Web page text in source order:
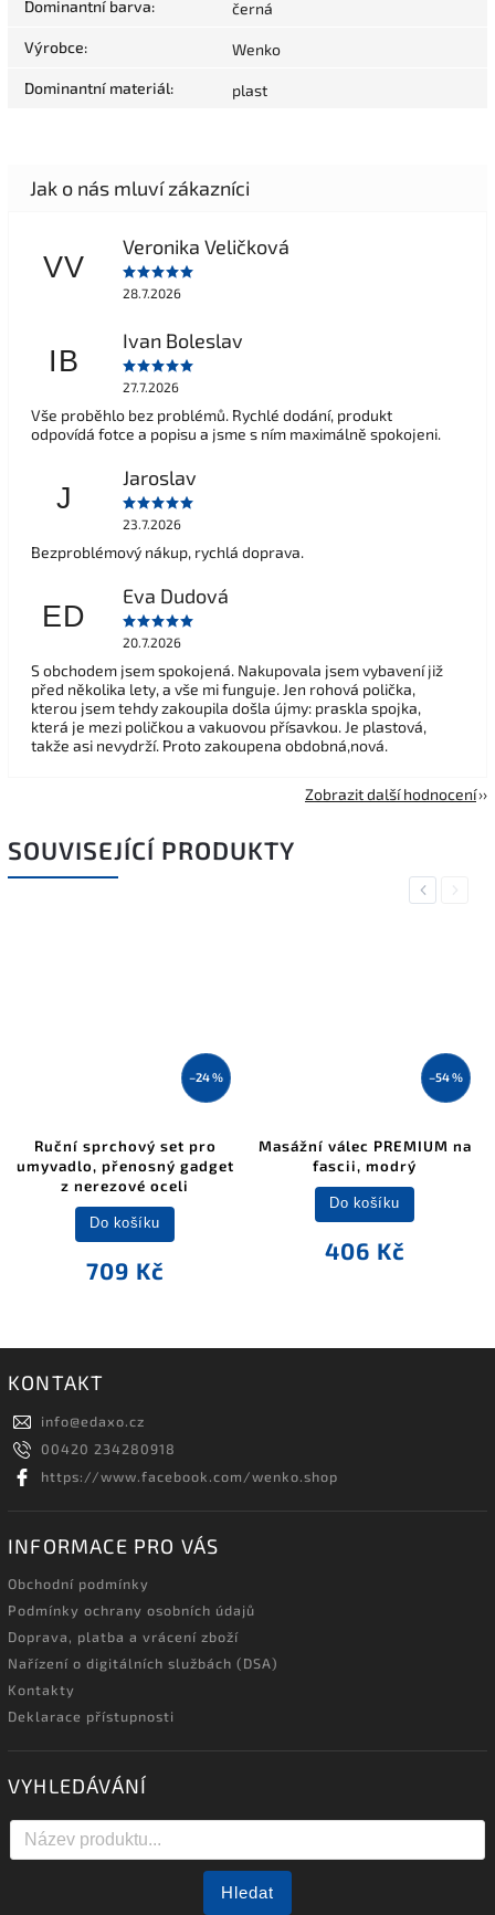
Dominantní barva: černá
Výrobce: Wenko
Dominantní materiál: plast
VV
Veronika Veličková
28.7.2026
IB
Ivan Boleslav
27.7.2026
Vše proběhlo bez problémů. Rychlé dodání, produkt
odpovídá fotce a popisu a jsme s ním maximálně spokojeni.
J
Jaroslav
23.7.2026
Bezproblémový nákup, rychlá doprava.
ED
Eva Dudová
20.7.2026
S obchodem jsem spokojená. Nakupovala jsem vybavení již
před několika lety, a vše mi funguje. Jen rohová polička,
kterou jsem tehdy zakoupila došla újmy: praskla spojka,
která je mezi poličkou a vakuovou přísavkou. Je plastová,
takže asi nevydrží. Proto zakoupena obdobná,nová.
Zobrazit další hodnocení
SOUVISEJÍCÍ PRODUKTY
Previous
–24 %
Ruční sprchový set pro
umyvadlo, přenosný gadget
z nerezové oceli
709 Kč
Do košíku
–54 %
Masážní válec PREMIUM na
fascii, modrý
406 Kč
Do košíku
Next
KONTAKT
info@edaxo.cz
00420 234280918
https://www.facebook.com/wenko.shop
INFORMACE PRO VÁS
Obchodní podmínky
Podmínky ochrany osobních údajů
Doprava, platba a vrácení zboží
Nařízení o digitálních službách (DSA)
Kontakty
Deklarace přístupnosti
VYHLEDÁVÁNÍ
Hledat